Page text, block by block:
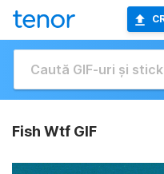
Fish Wtf GIF